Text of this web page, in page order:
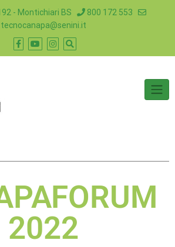
- Montichiari BS
800 172 553
tecnocanapa@senini.it
2022